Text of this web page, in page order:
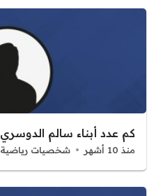
كم عدد أبناء سالم الدوسري
منذ 10 أشهر شخصيات رياضية